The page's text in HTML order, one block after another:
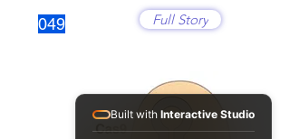
049 Full Story
Built with Interactive Studio